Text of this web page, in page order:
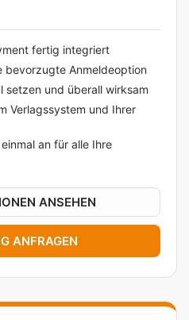
fertig integriert
bevorzugte Anmeldeoption
setzen und überall wirksam
Verlagssystem und Ihrer
an für alle Ihre
ANSEHEN
ANFRAGEN